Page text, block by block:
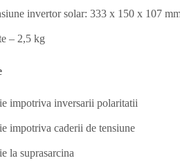
invertor solar: 333 x 150 x 107
– 2,5 kg
impotriva inversarii polaritatii
impotriva caderii de tensiune
la suprasarcina